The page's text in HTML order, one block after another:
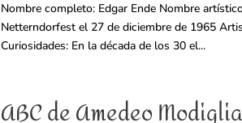
Nombre completo: Edgar Ende Nombre
Netterndorfest el 27 de diciembre de 1965
Curiosidades: En la década de los 30 el...
ABC de Amedeo